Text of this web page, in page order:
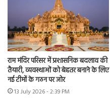
राम मंदिर परिसर में प्रशासनिक बदलाव की
तैयारी, व्यवस्थाओं को बेहतर बनाने के लिए
नई टीमों के गठन पर जोर
13 July 2026 - 2:39 PM